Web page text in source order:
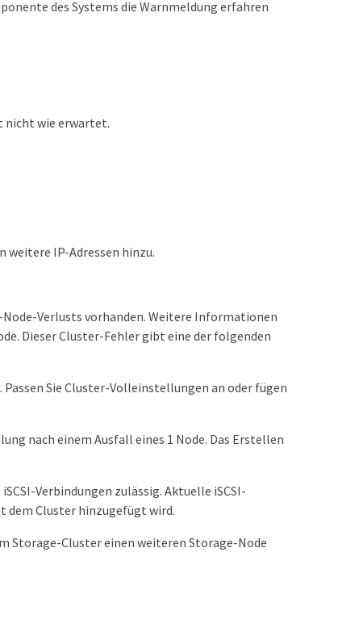
des Systems die Warnmeldung erfahren
nicht wie erwartet.
weitere IP-Adressen hinzu.
Verlusts vorhanden. Weitere Informationen
Dieser Cluster-Fehler gibt eine der folgenden
Sie Cluster-Volleinstellungen an oder fügen
nach einem Ausfall eines 1 Node. Das Erstellen
Verbindungen zulässig. Aktuelle iSCSI-
dem Cluster hinzugefügt wird.
Storage-Cluster einen weiteren Storage-Node